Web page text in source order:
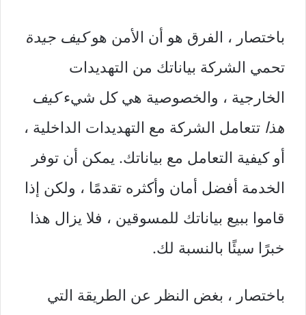
باختصار ، الفرق هو أن الأمن هوكيف جيدة
تحمي الشركة بياناتك من التهديدات
الخارجية ، والخصوصية هي كل شيءكيف
هذا تتعامل الشركة مع التهديدات الداخلية ،
أو كيفية التعامل مع بياناتك. يمكن أن توفر
الخدمة أفضل أمان وأكثره تقدمًا ، ولكن إذا
قاموا ببيع بياناتك للمسوقين ، فلا يزال هذا
خبرًا سيئًا بالنسبة لك.
باختصار ، بغض النظر عن الطريقة التي